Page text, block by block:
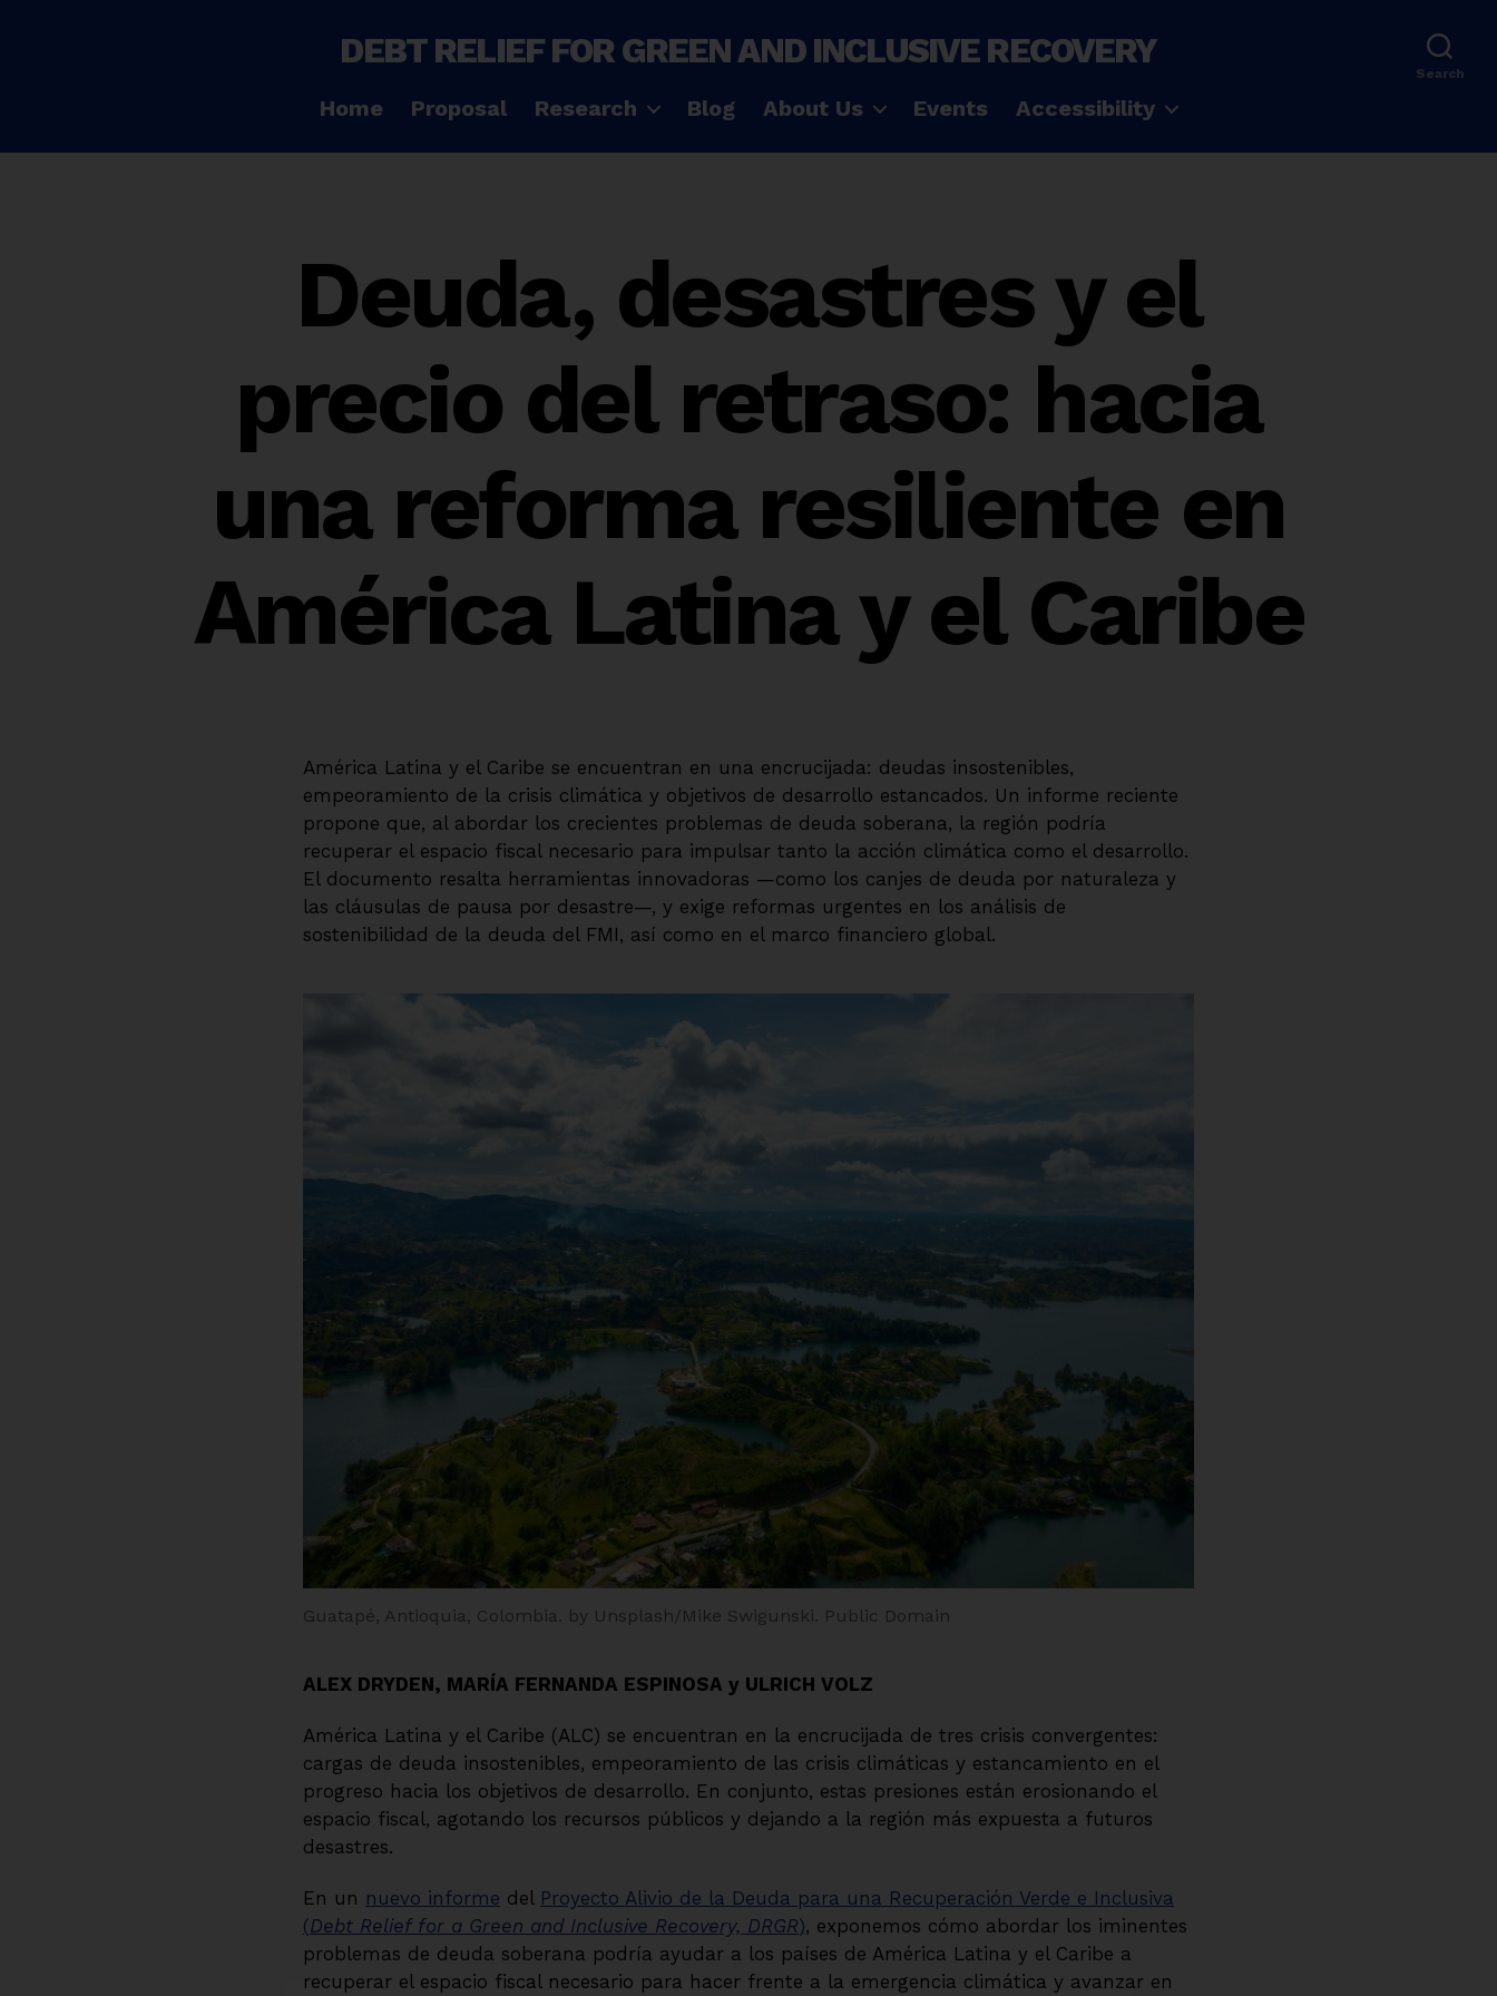
DEBT RELIEF FOR GREEN AND INCLUSIVE RECOVERY
Home Proposal Research Blog About Us Events Accessibility
Search
Deuda, desastres y el
precio del retraso: hacia
una reforma resiliente en
América Latina y el Caribe
América Latina y el Caribe se encuentran en una encrucijada: deudas insostenibles,
empeoramiento de la crisis climática y objetivos de desarrollo estancados. Un informe reciente
propone que, al abordar los crecientes problemas de deuda soberana, la región podría
recuperar el espacio fiscal necesario para impulsar tanto la acción climática como el desarrollo.
El documento resalta herramientas innovadoras —como los canjes de deuda por naturaleza y
las cláusulas de pausa por desastre—, y exige reformas urgentes en los análisis de
sostenibilidad de la deuda del FMI, así como en el marco financiero global.
Guatapé, Antioquia, Colombia. by Unsplash/Mike Swigunski. Public Domain
ALEX DRYDEN, MARÍA FERNANDA ESPINOSA y ULRICH VOLZ
América Latina y el Caribe (ALC) se encuentran en la encrucijada de tres crisis convergentes:
cargas de deuda insostenibles, empeoramiento de las crisis climáticas y estancamiento en el
progreso hacia los objetivos de desarrollo. En conjunto, estas presiones están erosionando el
espacio fiscal, agotando los recursos públicos y dejando a la región más expuesta a futuros
desastres.
En un nuevo informe del Proyecto Alivio de la Deuda para una Recuperación Verde e Inclusiva
(Debt Relief for a Green and Inclusive Recovery, DRGR), exponemos cómo abordar los iminentes
problemas de deuda soberana podría ayudar a los países de América Latina y el Caribe a
recuperar el espacio fiscal necesario para hacer frente a la emergencia climática y avanzar en